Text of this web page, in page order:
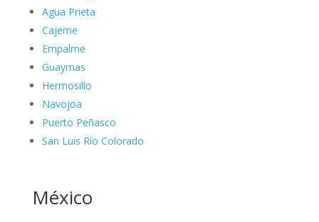
Agua Prieta
Cajeme
Empalme
Guaymas
Hermosillo
Navojoa
Puerto Peñasco
San Luis Río Colorado
México